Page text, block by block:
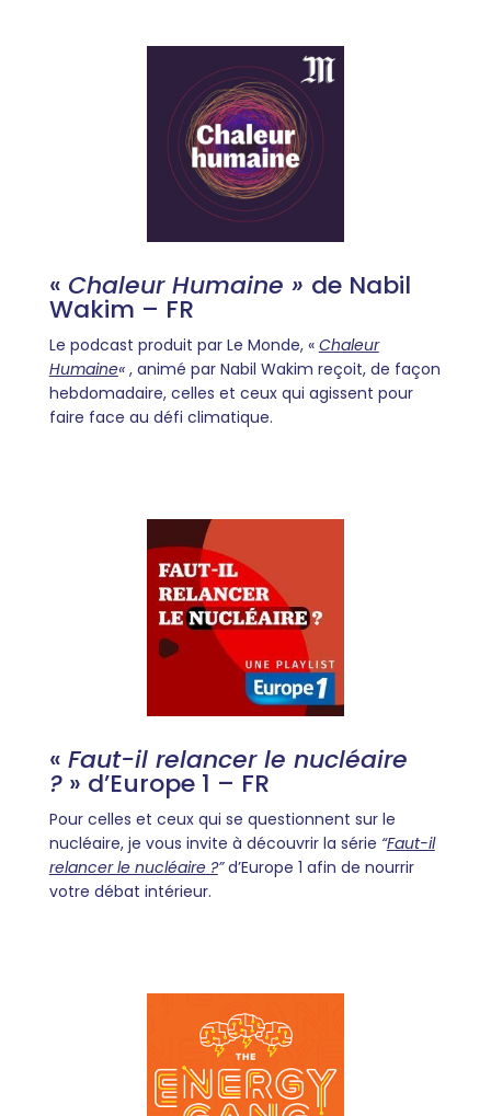
« Chaleur Humaine » de Nabil
Wakim – FR
Le podcast produit par Le Monde, « Chaleur
Humaine« , animé par Nabil Wakim reçoit, de façon
hebdomadaire, celles et ceux qui agissent pour
faire face au défi climatique.
« Faut-il relancer le nucléaire
?» d’Europe 1 – FR
Pour celles et ceux qui se questionnent sur le
nucléaire, je vous invite à découvrir la série “Faut-il
relancer le nucléaire ?”d’Europe 1 afin de nourrir
votre débat intérieur.